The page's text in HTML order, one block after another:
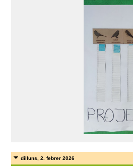
dilluns, 2. febrer 2026